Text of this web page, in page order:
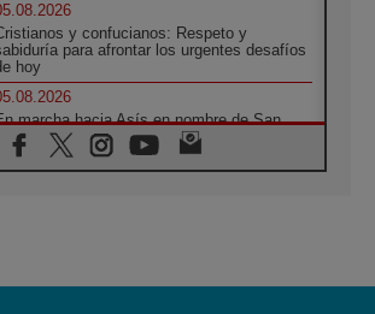
y confucianos: Respeto y
para afrontar los urgentes desafíos
hoy
marcha hacia Asís en nombre de San
Francisco, a la espera de León